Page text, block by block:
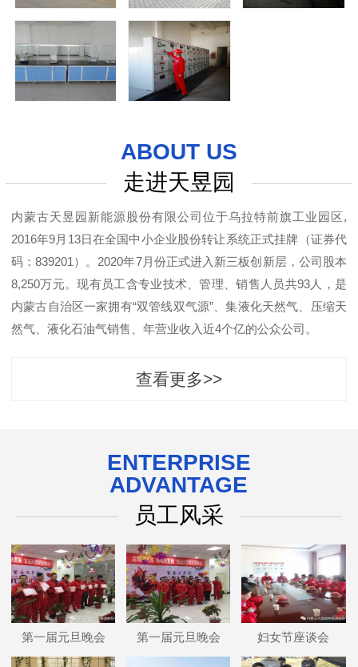
ABOUT US
走进天昱园
内蒙古天昱园新能源股份有限公司位于乌拉特前旗工业园区,
2016年9月13日在全国中小企业股份转让系统正式挂牌（证券代
码：839201）。2020年7月份正式进入新三板创新层，公司股本
8,250万元。现有员工含专业技术、管理、销售人员共93人，是
内蒙古自治区一家拥有“双管线双气源”、集液化天然气、压缩天
然气、液化石油气销售、年营业收入近4个亿的公众公司。
查看更多>>
ENTERPRISE
ADVANTAGE
员工风采
第一届元旦晚会 第一届元旦晚会 妇女节座谈会